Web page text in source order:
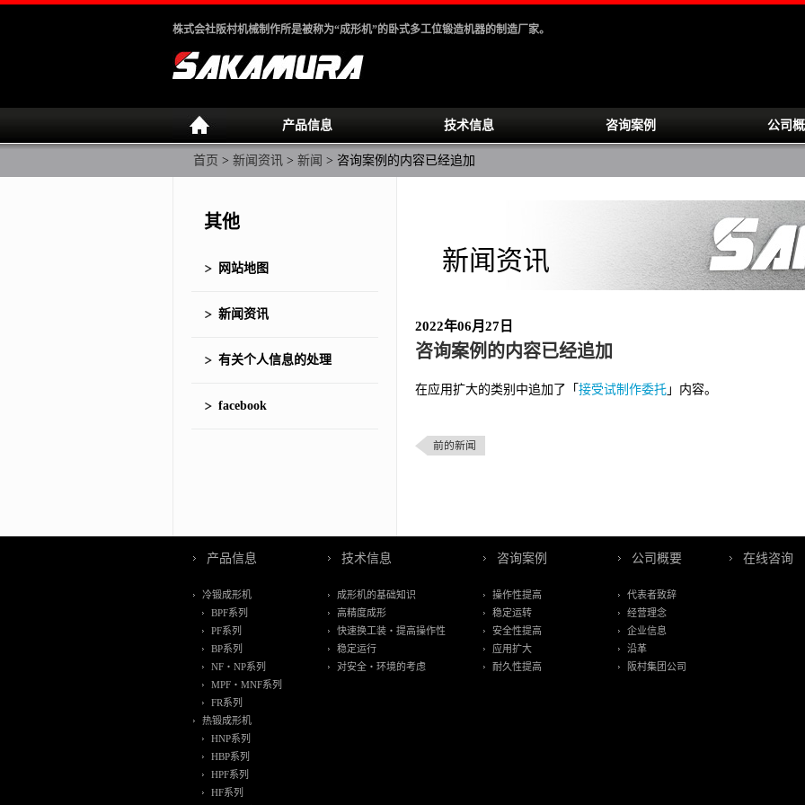
株式会社阪村机械制作所是被称为“成形机”的卧式多工位锻造机器的制造厂家。
产品信息 技术信息 咨询案例 公司
首页 > 新闻资讯 > 新闻 > 咨询案例的内容已经追加
新闻资讯
2022年06月27日
咨询案例的内容已经追加
在应用扩大的类别中追加了「 接受试制作委托 」内容。
前的新闻
其他
网站地图
新闻资讯
有关个人信息的处理
facebook
产品信息
冷锻成形机
BPF系列
PF系列
BP系列
NF・NP系列
MPF・MNF系列
FR系列
热锻成形机
HNP系列
HBP系列
HPF系列
HF系列
技术信息
成形机的基础知识
高精度成形
快速换工装・提高操作性
稳定运行
对安全・环境的考虑
咨询案例
操作性提高
稳定运转
安全性提高
应用扩大
耐久性提高
公司概要
代表者致辞
经营理念
企业信息
沿革
阪村集团公司
在线咨询